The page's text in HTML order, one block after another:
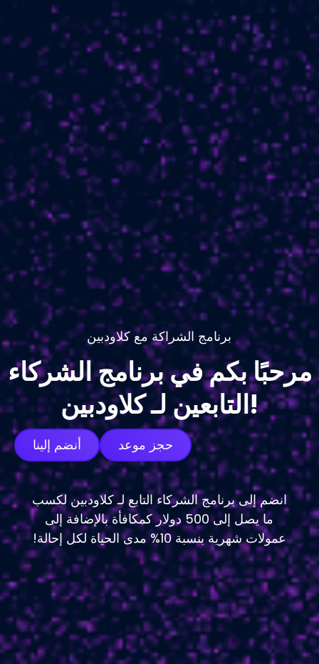
برنامج الشراكة مع كلاودبين
مرحبًا بكم في برنامج الشركاء
التابعين لـ كلاودبين!
أنضم إلينا حجز موعد
انضم إلى برنامج الشركاء التابع لـ كلاودبين لكسب
ما يصل إلى 500 دولار كمكافأة بالإضافة إلى
عمولات شهرية بنسبة 10% مدى الحياة لكل إحالة!